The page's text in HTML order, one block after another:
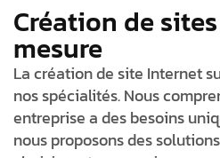
Création de
mesure
La création de site Internet
nos spécialités. Nous
entreprise a des besoins
nous proposons des